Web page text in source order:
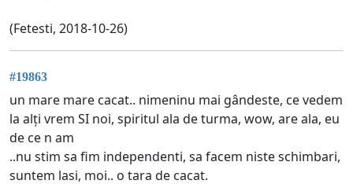
(Fetesti, 2018-10-26)
#19863
un mare mare cacat.. nimeninu mai gândeste, ce vedem
la alți vrem SI noi, spiritul ala de turma, wow, are ala, eu
de ce n am
..nu stim sa fim independenti, sa facem niste schimbari,
suntem lasi, moi.. o tara de cacat.